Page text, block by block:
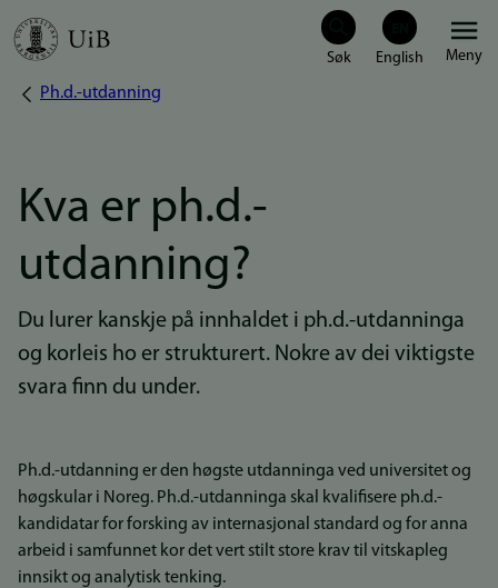
Hopp
Meny
Navigasjonssti
Ph.d.-utdanning
Kva er ph.d.-
utdanning?
Du lurer kanskje på innhaldet i ph.d.-utdanninga
og korleis ho er strukturert. Nokre av dei viktigste
svara finn du under.
Ph.d.-utdanning er den høgste utdanninga ved universitet og
høgskular i Noreg. Ph.d.-utdanninga skal kvalifisere ph.d.-
kandidatar for forsking av internasjonal standard og for anna
arbeid i samfunnet kor det vert stilt store krav til vitskapleg
innsikt og analytisk tenking.